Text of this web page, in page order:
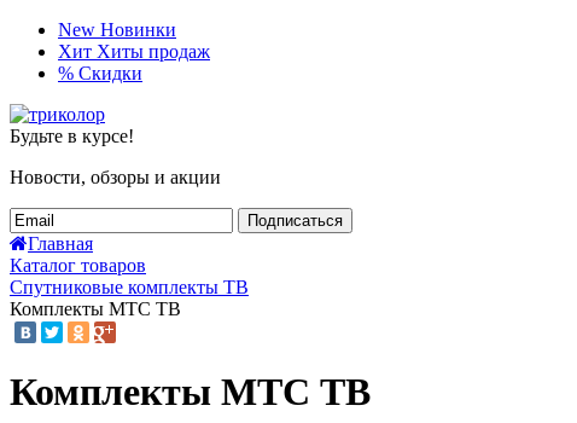
New Новинки
Хит Хиты продаж
% Скидки
Будьте в курсе!
Новости, обзоры и акции
Подписаться
Главная
Каталог товаров
Спутниковые комплекты ТВ
Комплекты МТС ТВ
Комплекты МТС ТВ